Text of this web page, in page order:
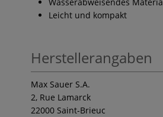
Leicht und kompakt
Herstellerangaben
Max Sauer S.A.
2, Rue Lamarck
22000 Saint-Brieuc